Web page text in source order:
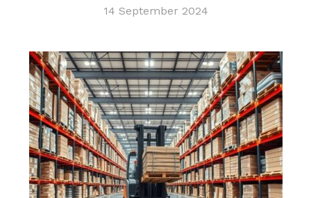
14 September 2024